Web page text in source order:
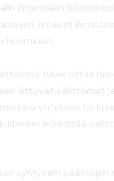
ilmaistaan
erilaiset
huomioon.
tulee ottaa
liittyvät välittömät
yrityksen tai
määrittää
syntyvien päästöjen